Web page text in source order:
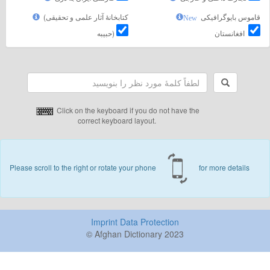
(کتابخانهٔ آثار علمی و تحقیقی
(حبیبه
New قاموس بایوگرافیکی
افغانستان
Click on the keyboard if you do not have the
correct keyboard layout.
Please scroll to the right or rotate your phone for more details
Imprint Data Protection
© Afghan Dictionary 2023